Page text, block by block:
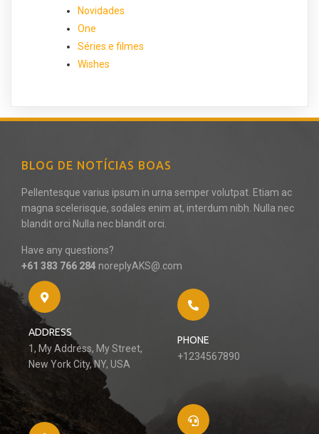
Novidades
One
Séries e filmes
Wishes
BLOG DE NOTÍCIAS BOAS
Pellentesque varius ipsum in urna semper volutpat. Etiam ac
magna scelerisque, sodales enim at, interdum nibh. Nulla nec
blandit orci Nulla nec blandit orci.
Have any questions?
+61 383 766 284 noreplyAKS@.com
ADDRESS
1, My Address, My Street,
New York City, NY, USA
PHONE
+1234567890